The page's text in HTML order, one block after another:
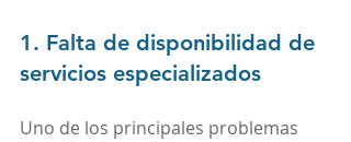
1. Falta de disponibilidad de
servicios especializados
Uno de los principales problemas